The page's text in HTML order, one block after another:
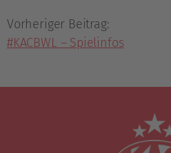
Vorheriger Beitrag:
#KACBWL – Spielinfos